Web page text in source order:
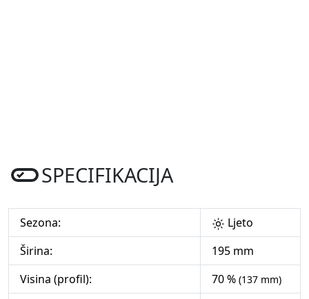
SPECIFIKACIJA
Sezona:
Ljeto
Širina:
195 mm
Visina (profil):
70 % (137 mm)